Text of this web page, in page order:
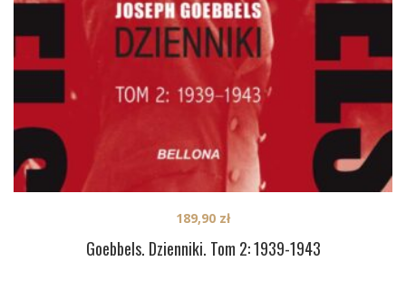
Goebbels. Dzienniki. Tom 2: 1939-1943
189,90 zł